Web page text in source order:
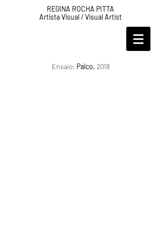
REGINA ROCHA PITTA
Artista Visual / Visual Artist
Ensaio: Palco, 2018